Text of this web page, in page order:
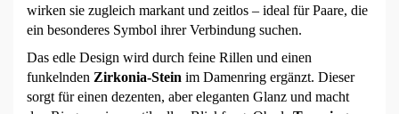
wirken sie zugleich markant und zeitlos – ideal für Paare, die
ein besonderes Symbol ihrer Verbindung suchen.
Das edle Design wird durch feine Rillen und einen
funkelnden Zirkonia-Stein im Damenring ergänzt. Dieser
sorgt für einen dezenten, aber eleganten Glanz und macht